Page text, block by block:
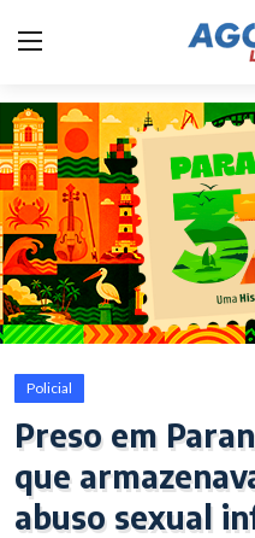
Home
Litoral
Paranaguá
Saúde
Acidente
Paraná
Policial
Policial
Preso em
que
abuso sexual